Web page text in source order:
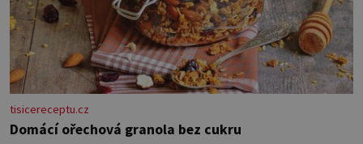
tisicereceptu.cz
Domácí ořechová granola bez cukru